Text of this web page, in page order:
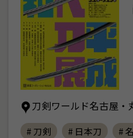
刀剣ワールド名古屋・
# 刀剣 # 日本刀
#